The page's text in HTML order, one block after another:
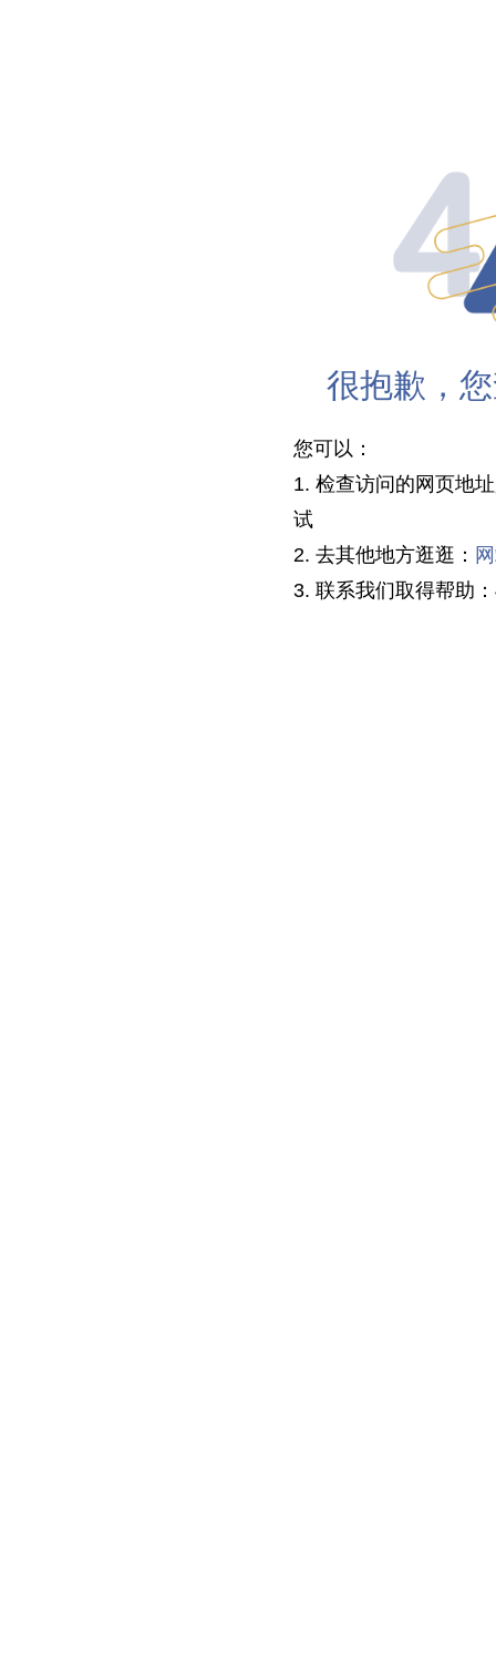
很抱歉，
您可以：
1. 检查访问的网页地
试
2. 去其他地方逛逛：
3. 联系我们取得帮助